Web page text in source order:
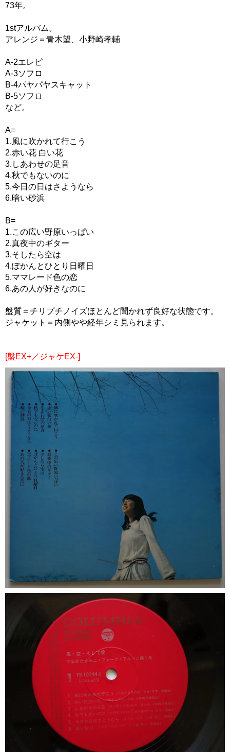
73年。
1stアルバム。
アレンジ＝青木望、小野崎孝輔
A-2エレピ
A-3ソフロ
B-4パヤパヤスキャット
B-5ソフロ
など。
A=
1.風に吹かれて行こう
2.赤い花 白い花
3.しあわせの足音
4.秋でもないのに
5.今日の日はさようなら
6.暗い砂浜
B=
1.この広い野原いっぱい
2.真夜中のギター
3.そしたら空は
4.ぽかんとひとり日曜日
5.ママレード色の恋
6.あの人が好きなのに
盤質＝チリプチノイズほとんど聞かれず良好な状態です。
ジャケット＝内側やや経年シミ見られます。
[盤EX+／ジャケEX-]